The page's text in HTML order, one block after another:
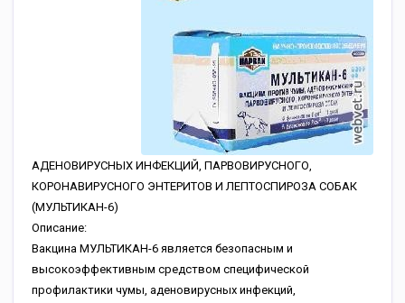
АДЕНОВИРУСНЫХ ИНФЕКЦИЙ, ПАРВОВИРУСНОГО,
КОРОНАВИРУСНОГО ЭНТЕРИТОВ И ЛЕПТОСПИРОЗА СОБАК
(МУЛЬТИКАН-6)
Описание:
Вакцина МУЛЬТИКАН-6 является безопасным и
высокоэффективным средством специфической
профилактики чумы, аденовирусных инфекций,